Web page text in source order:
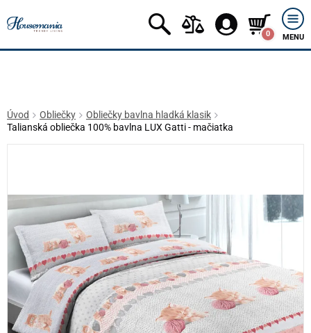
0 MENU
Úvod Obliečky
Obliečky bavlna hladká klasik
Talianská obliečka 100% bavlna LUX Gatti - mačiatka